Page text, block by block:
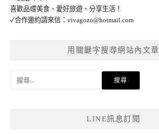
喜歡品嚐美食、愛好旅遊、分享生活！
✓合作邀約請來信： vivagozo@hotmail.com
用關鍵字搜尋網站內文章
LINE訊息訂閱